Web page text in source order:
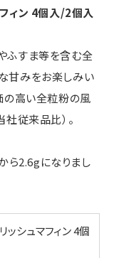
ィン 4個入/2個入
ふすま等を含む全
甘みをお楽しみい
の高い全粒粉の風
従来品比）。
ら2.6gになりまし
ッシュマフィン 4個